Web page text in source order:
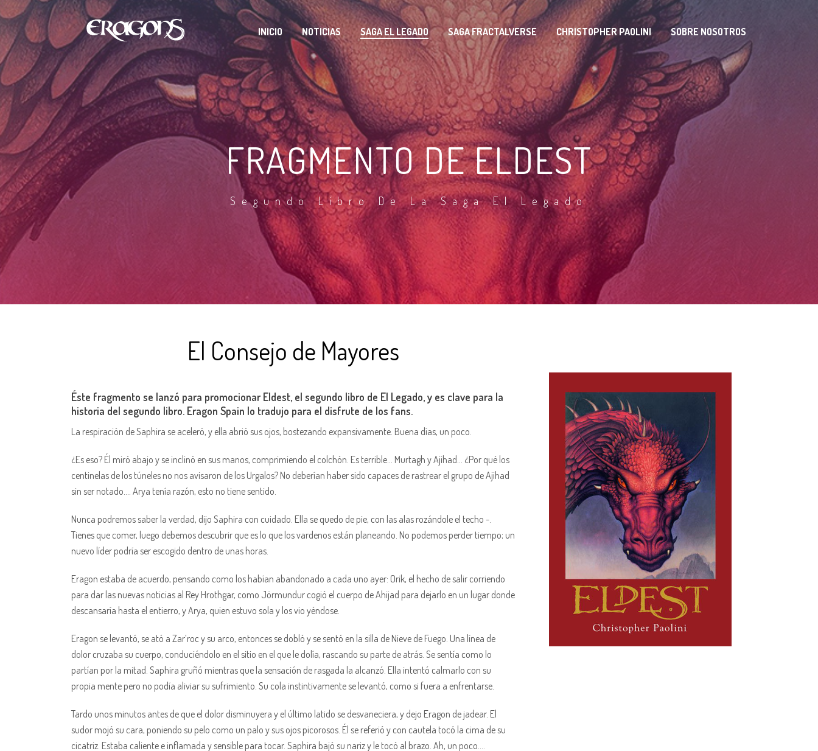
INICIO NOTICIAS SAGA EL LEGADO SAGA FRACTALVERSE CHRISTOPHER PAOLINI SOBRE NOSOTROS
FRAGMENTO DE ELDEST
Segundo Libro De La Saga El Legado
El Consejo de Mayores
Éste fragmento se lanzó para promocionar Eldest, el segundo libro de El Legado, y es clave para la
historia del segundo libro. Eragon Spain lo tradujo para el disfrute de los fans.
La respiración de Saphira se aceleró, y ella abrió sus ojos, bostezando expansivamente. Buena días, un poco.
¿Es eso? Él miró abajo y se inclinó en sus manos, comprimiendo el colchón. Es terrible… Murtagh y Ajihad… ¿Por qué los
centinelas de los túneles no nos avisaron de los Urgalos? No deberían haber sido capaces de rastrear el grupo de Ajihad
sin ser notado…. Arya tenía razón, esto no tiene sentido.
Nunca podremos saber la verdad, dijo Saphira con cuidado. Ella se quedo de pie, con las alas rozándole el techo -.
Tienes que comer, luego debemos descubrir que es lo que los vardenos están planeando. No podemos perder tiempo; un
nuevo líder podría ser escogido dentro de unas horas.
Eragon estaba de acuerdo, pensando como los habían abandonado a cada uno ayer: Orik, el hecho de salir corriendo
para dar las nuevas noticias al Rey Hrothgar, como Jörmundur cogió el cuerpo de Ahijad para dejarlo en un lugar donde
descansaría hasta el entierro, y Arya, quien estuvo sola y los vio yéndose.
Eragon se levantó, se ató a Zar’roc y su arco, entonces se dobló y se sentó en la silla de Nieve de Fuego. Una línea de
dolor cruzaba su cuerpo, conduciéndolo en el sitio en el que le dolía, rascando su parte de atrás. Se sentía como lo
partían por la mitad. Saphira gruñó mientras que la sensación de rasgada la alcanzó. Ella intentó calmarlo con su
propia mente pero no podía aliviar su sufrimiento. Su cola instintivamente se levantó, como si fuera a enfrentarse.
Tardo unos minutos antes de que el dolor disminuyera y el último latido se desvaneciera, y dejo Eragon de jadear. El
sudor mojó su cara, poniendo su pelo como un palo y sus ojos picorosos. Él se referió y con cautela tocó la cima de su
cicatriz. Estaba caliente e inflamada y sensible para tocar. Saphira bajó su nariz y le tocó al brazo. Ah, un poco….